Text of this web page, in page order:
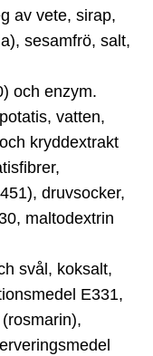
av vete, sirap,
sesamfrö, salt,
och enzym.
vatten,
kryddextrakt
druvsocker,
maltodextrin
svål, koksalt,
E331,